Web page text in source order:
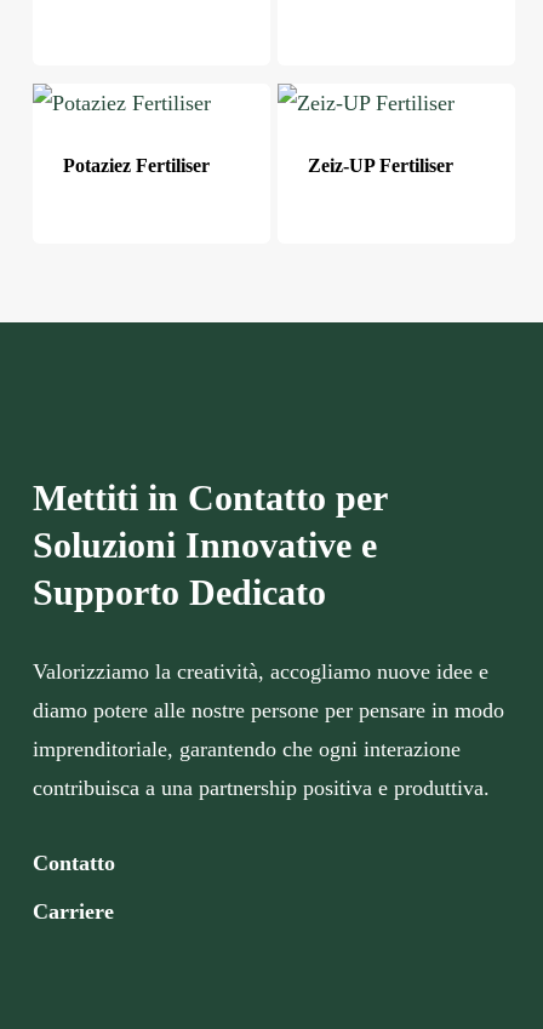
Potaziez Fertiliser Zeiz-UP Fertiliser
Mettiti in Contatto per
Soluzioni Innovative e
Supporto Dedicato
Valorizziamo la creatività, accogliamo nuove idee e
diamo potere alle nostre persone per pensare in modo
imprenditoriale, garantendo che ogni interazione
contribuisca a una partnership positiva e produttiva.
Contatto
Carriere